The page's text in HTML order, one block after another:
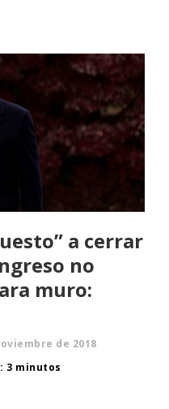
a cerrar
no
muro:
de 2018
3 minutos